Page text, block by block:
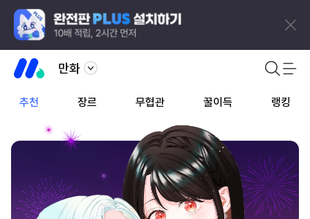
만화
추천 장르 무협관 꿀이득 랭킹